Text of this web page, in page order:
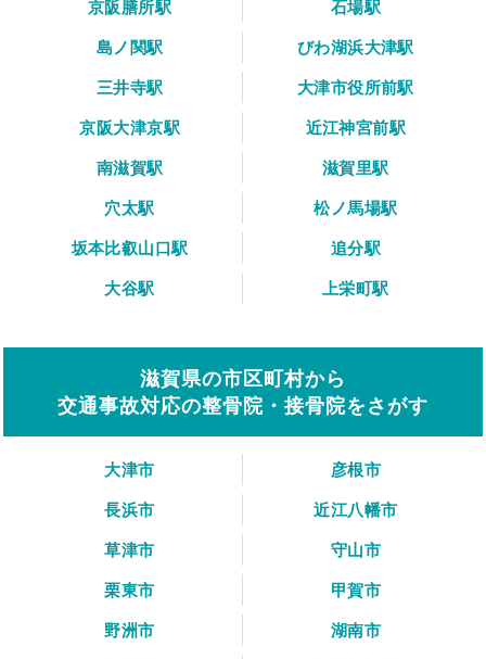
京阪膳所駅
石場駅
島ノ関駅
びわ湖浜大津駅
三井寺駅
大津市役所前駅
京阪大津京駅
近江神宮前駅
南滋賀駅
滋賀里駅
穴太駅
松ノ馬場駅
坂本比叡山口駅
追分駅
大谷駅
上栄町駅
滋賀県の市区町村から
交通事故対応の整骨院・接骨院をさがす
大津市
彦根市
長浜市
近江八幡市
草津市
守山市
栗東市
甲賀市
野洲市
湖南市